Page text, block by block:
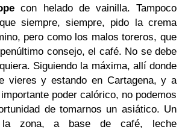
con helado de vainilla. Tampoco
siempre, siempre, pido la crema
pero como los malos toreros, que
consejo, el café. No se debe
Siguiendo la máxima, allí donde
vieres y estando en Cartagena, y a
poder calórico, no podemos
de tomarnos un asiático. Un
zona, a base de café, leche